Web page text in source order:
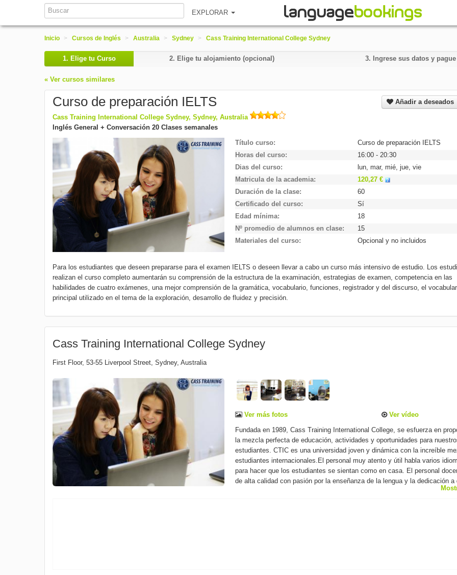
EXPLORAR
Inicio > Cursos de Inglés > Australia > Sydney > Cass Training International College Sydney
1. Elige tu Curso 2. Elige tu alojamiento (opcional) 3. Ingrese sus datos y
« Ver cursos similares
Curso de preparación IELTS
Añadir a deseados
Cass Training International College Sydney, Sydney, Australia
Inglés General + Conversación 20 Clases semanales
Título curso
Curso de preparación IELTS
Horas del curso
16:00 - 20:30
Dias del curso
lun, mar, mié, jue, vie
Matricula de la academia
120,27 €
Duración de la clase
60
Certificado del curso
Sí
Edad mínima
18
Nº promedio de alumnos en clase
15
Materiales del curso
Opcional y no incluidos
Para los estudiantes que deseen prepararse para el examen IELTS o deseen llevar a cabo un curso más intensivo de estudio. Los
realizan el curso completo aumentarán su comprensión de la estructura de la examinación, estrategias de examen, competencia en las
habilidades de cuatro exámenes, una mejor comprensión de la gramática, vocabulario, funciones, registrador y del discurso, el
principal utilizado en el tema de la exploración, desarrollo de fluidez y precisión.
Cass Training International College Sydney
First Floor, 53-55 Liverpool Street, Sydney, Australia
Ver más fotos
Ver vídeo
Fundada en 1989, Cass Training International College, se esfuerza en
la mezcla perfecta de educación, actividades y oportunidades para
estudiantes. CTIC es una universidad joven y dinámica con la increíble
estudiantes internacionales.El personal muy atento y útil habla varios
para hacer que los estudiantes se sientan como en casa. El personal
de alta calidad con pasión por la enseñanza de la lengua y la dedicación a